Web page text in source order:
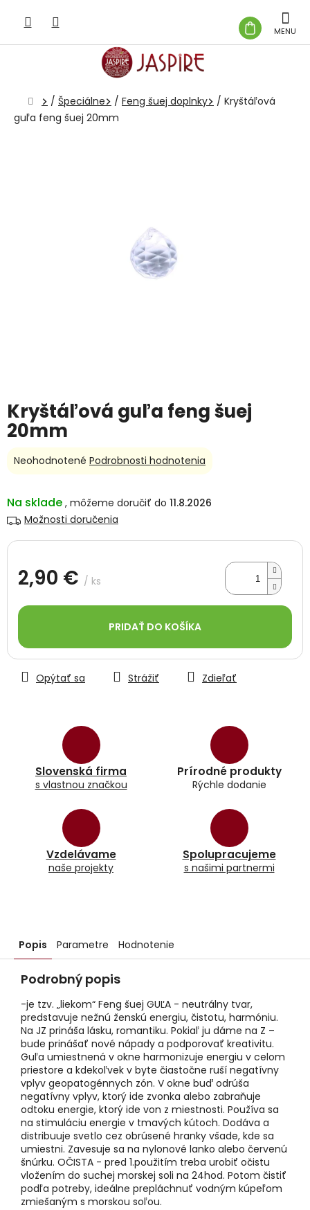
obsah
KOŠÍK
Domov
/ Špeciálne / Feng šuej doplnky / Kryštáľová
guľa feng šuej 20mm
Kryštáľová guľa feng šuej
20mm
Na sklade
11.8.2026
Možnosti doručenia
2,90 € / ks
cena:
PRIDAŤ DO KOŠÍKA
Slovenská firma
s vlastnou značkou
Prírodné produkty
Rýchle dodanie
Vzdelávame
naše projekty
Spolupracujeme
s našimi partnermi
Opýtať sa Strážiť Zdieľať
Priemerné
je
0,0
z
5
Neohodnotené Podrobnosti hodnotenia
Popis Parametre Hodnotenie
Podrobný popis
-je tzv. „liekom“ Feng šuej GUĽA - neutrálny tvar,
predstavuje nežnú ženskú energiu, čistotu, harmóniu.
Na JZ prináša lásku, romantiku. Pokiaľ ju dáme na Z –
bude prinášať nové nápady a podporovať kreativitu.
Guľa umiestnená v okne harmonizuje energiu v celom
priestore a kdekoľvek v byte čiastočne ruší negatívny
vplyv geopatogénnych zón. V okne buď odrúša
negatívny vplyv, ktorý ide zvonka alebo zabraňuje
odtoku energie, ktorý ide von z miestnosti. Používa sa
na stimuláciu energie v tmavých kútoch. Dodáva a
distribuuje svetlo cez obrúsené hranky všade, kde sa
umiestni. Zavesuje sa na nylonové lanko alebo červenú
šnúrku. OČISTA - pred 1.použitím treba urobiť očistu
vložením do suchej morskej soli na 24hod. Potom čistiť
podľa potreby, ideálne prepláchnuť vodným kúpeľom
zmiešaným s morskou soľou.